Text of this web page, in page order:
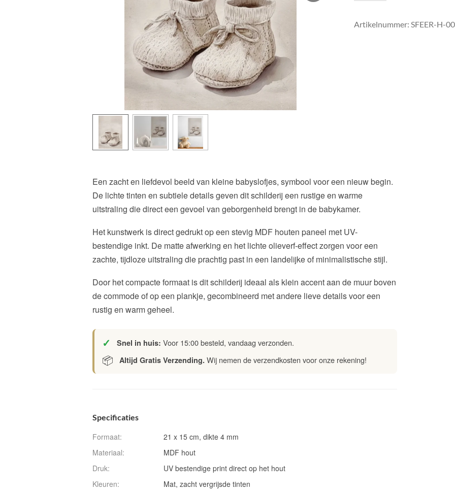
Artikelnummer: SFEER-H-
Een zacht en liefdevol beeld van kleine babyslofjes, symbool voor een nieuw begin.
De lichte tinten en subtiele details geven dit schilderij een rustige en warme
uitstraling die direct een gevoel van geborgenheid brengt in de babykamer.
Het kunstwerk is direct gedrukt op een stevig MDF houten paneel met UV-
bestendige inkt. De matte afwerking en het lichte olieverf-effect zorgen voor een
zachte, tijdloze uitstraling die prachtig past in een landelijke of minimalistische stijl.
Door het compacte formaat is dit schilderij ideaal als klein accent aan de muur boven
de commode of op een plankje, gecombineerd met andere lieve details voor een
rustig en warm geheel.
✓ Snel in huis: Voor 15:00 besteld, vandaag verzonden.
📦 Altijd Gratis Verzending. Wij nemen de verzendkosten voor onze rekening!
Specificaties
Formaat:
21 x 15 cm, dikte 4 mm
Materiaal:
MDF hout
Druk:
UV bestendige print direct op het hout
Kleuren:
Mat, zacht vergrijsde tinten